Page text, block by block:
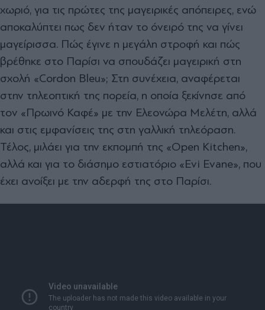
χωριό, για τις πρώτες της μαγειρικές απόπειρες, ενώ
αποκαλύπτει πως δεν ήταν το όνειρό της να γίνει
μαγείρισσα. Πώς έγινε η μεγάλη στροφή και πώς
βρέθηκε στο Παρίσι να σπουδάζει μαγειρική στη
σχολή «Cordon Βleu»; Στη συνέχεια, αναφέρεται
στην τηλεοπτική της πορεία, η οποία ξεκίνησε από
τον «Πρωινό Καφέ» με την Ελεονώρα Μελέτη, αλλά
και στις εμφανίσεις της στη γαλλική τηλεόραση.
Τέλος, μιλάει για την εκπομπή της «Open Kitchen»,
αλλά και για το διάσημο εστιατόριο «Evi Evane», που
έχει ανοίξει με την αδερφή της στο Παρίσι.